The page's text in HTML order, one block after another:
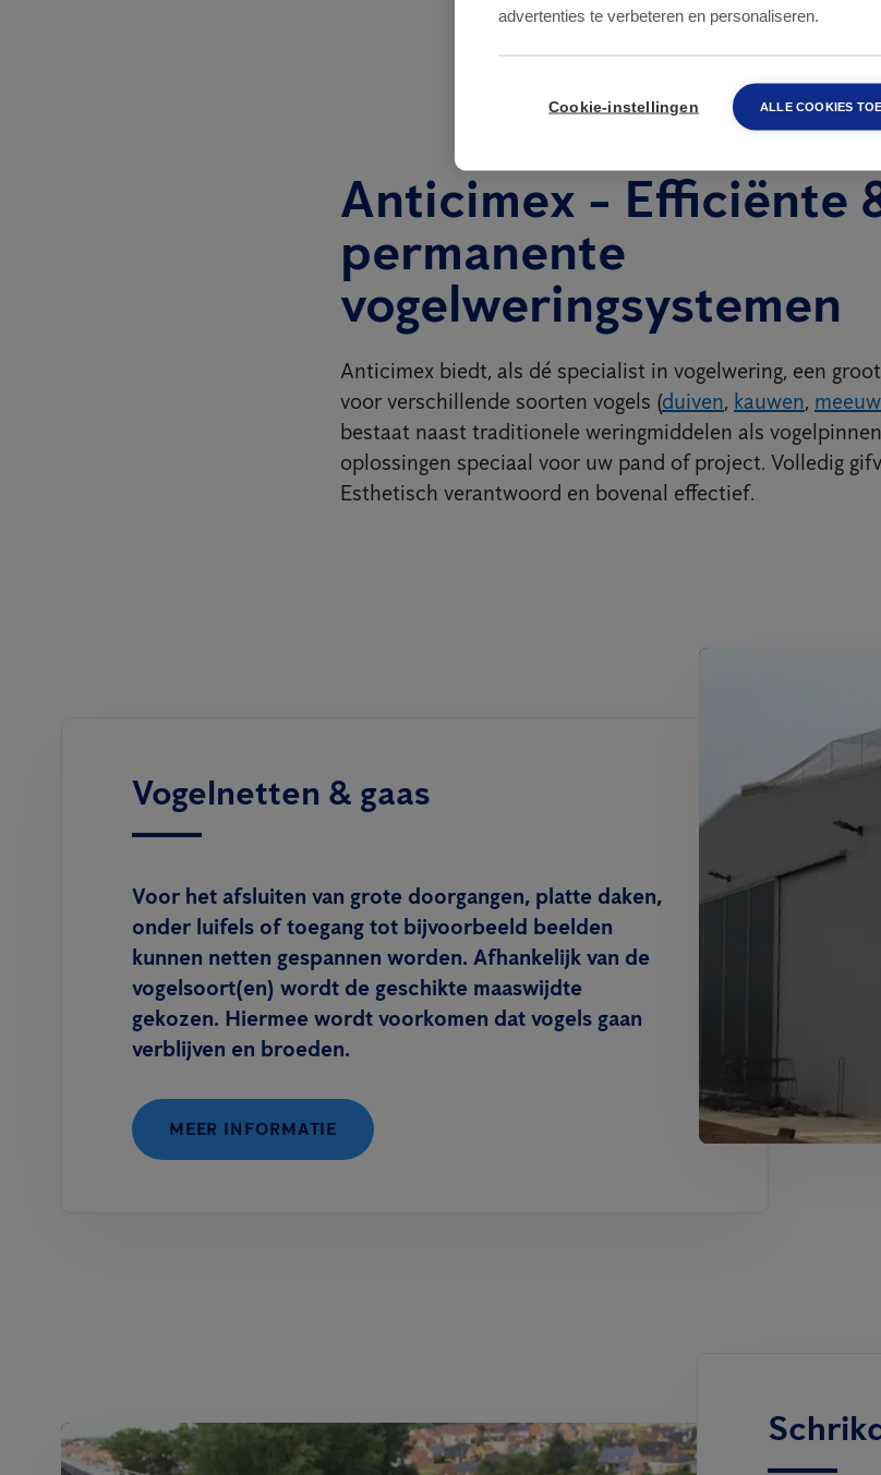
Anticimex - Efficiënte
permanente
vogelweringsystemen
Anticimex biedt, als dé specialist in vogelwering, een
voor verschillende soorten vogels (duiven, kauwen,
bestaat naast traditionele weringmiddelen als
oplossingen speciaal voor uw pand of project. Volledig
Esthetisch verantwoord en bovenal effectief.
Vogelnetten & gaas
Voor het afsluiten van grote doorgangen, platte daken,
onder luifels of toegang tot bijvoorbeeld beelden
kunnen netten gespannen worden. Afhankelijk van de
vogelsoort(en) wordt de geschikte maaswijdte
gekozen. Hiermee wordt voorkomen dat vogels gaan
verblijven en broeden.
MEER INFORMATIE
advertenties te verbeteren en personaliseren.
Cookie-instellingen ALLE COOKIES